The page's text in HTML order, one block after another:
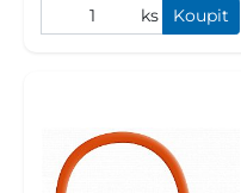
ks Koupit